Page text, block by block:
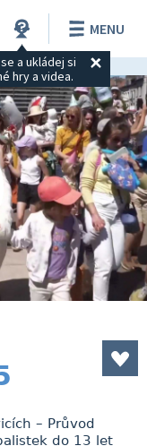
a ukládej si
hry a videa.
MENU
– Průvod
do 13 let